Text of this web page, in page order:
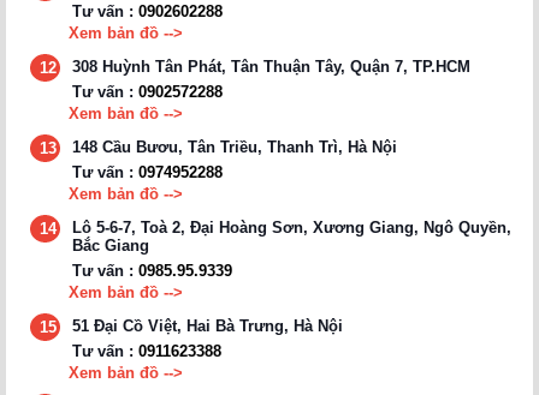
Tư vấn : 0902602288
Xem bản đồ -->
12
308 Huỳnh Tân Phát, Tân Thuận Tây, Quận 7, TP.HCM
Tư vấn : 0902572288
Xem bản đồ -->
13
148 Cầu Bươu, Tân Triều, Thanh Trì, Hà Nội
Tư vấn : 0974952288
Xem bản đồ -->
14
Lô 5-6-7, Toà 2, Đại Hoàng Sơn, Xương Giang, Ngô Quyền,
Bắc Giang
Tư vấn : 0985.95.9339
Xem bản đồ -->
15
51 Đại Cồ Việt, Hai Bà Trưng, Hà Nội
Tư vấn : 0911623388
Xem bản đồ -->